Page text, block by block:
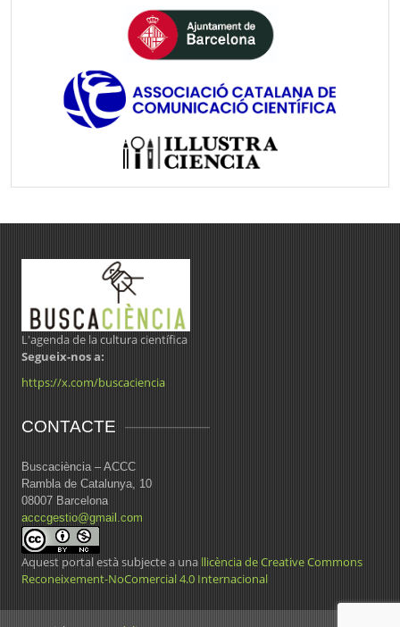
L'agenda de la cultura científica
Segueix-nos a:
https://x.com/buscaciencia
CONTACTE
Buscaciència – ACCC
Rambla de Catalunya, 10
08007 Barcelona
acccgestio@gmail.com
Aquest portal està subjecte a una llicència de Creative Commons
Reconeixement-NoComercial 4.0 Internacional